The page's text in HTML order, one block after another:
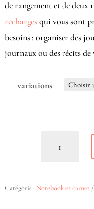
de rangement et de deux
rechargesqui vous sont
besoins : organiser des
journaux ou des récits de
variations
|
Catégorie : Notebook et carnet